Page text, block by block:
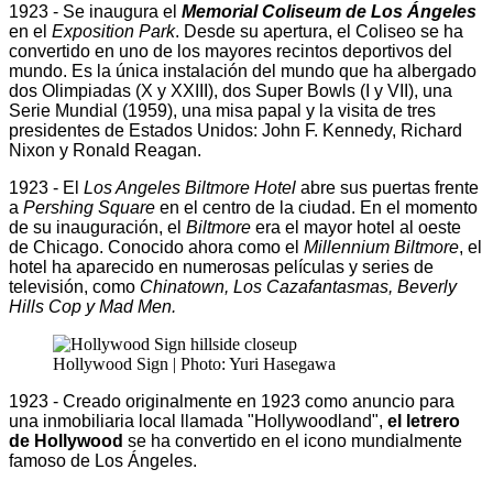
1923 - Se inaugura el Memorial Coliseum de Los Ángeles
en el Exposition Park. Desde su apertura, el Coliseo se ha
convertido en uno de los mayores recintos deportivos del
mundo. Es la única instalación del mundo que ha albergado
dos Olimpiadas (X y XXIII), dos Super Bowls (I y VII), una
Serie Mundial (1959), una misa papal y la visita de tres
presidentes de Estados Unidos: John F. Kennedy, Richard
Nixon y Ronald Reagan.
1923 - El Los Angeles Biltmore Hotel abre sus puertas frente
a Pershing Square en el centro de la ciudad. En el momento
de su inauguración, el Biltmore era el mayor hotel al oeste
de Chicago. Conocido ahora como el Millennium Biltmore, el
hotel ha aparecido en numerosas películas y series de
televisión, como Chinatown, Los Cazafantasmas, Beverly
Hills Cop y Mad Men.
Hollywood Sign | Photo: Yuri Hasegawa
1923 - Creado originalmente en 1923 como anuncio para
una inmobiliaria local llamada "Hollywoodland", el letrero
de Hollywood se ha convertido en el icono mundialmente
famoso de Los Ángeles.